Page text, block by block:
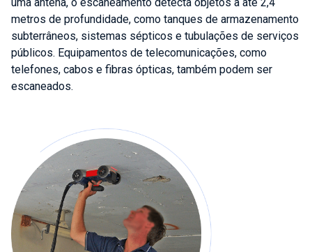
metros de profundidade, como tanques de armazenamento
subterrâneos, sistemas sépticos e tubulações de serviços
públicos. Equipamentos de telecomunicações, como
telefones, cabos e fibras ópticas, também podem ser
escaneados.